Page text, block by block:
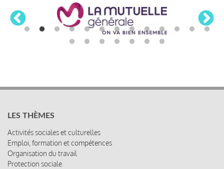
LES THÈMES
Activités sociales et culturelles
Emploi, formation et compétences
Organisation du travail
Protection sociale